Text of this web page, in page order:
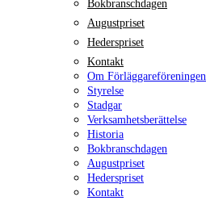
Bokbranschdagen
Augustpriset
Hederspriset
Kontakt
Om Förläggareföreningen
Styrelse
Stadgar
Verksamhetsberättelse
Historia
Bokbranschdagen
Augustpriset
Hederspriset
Kontakt